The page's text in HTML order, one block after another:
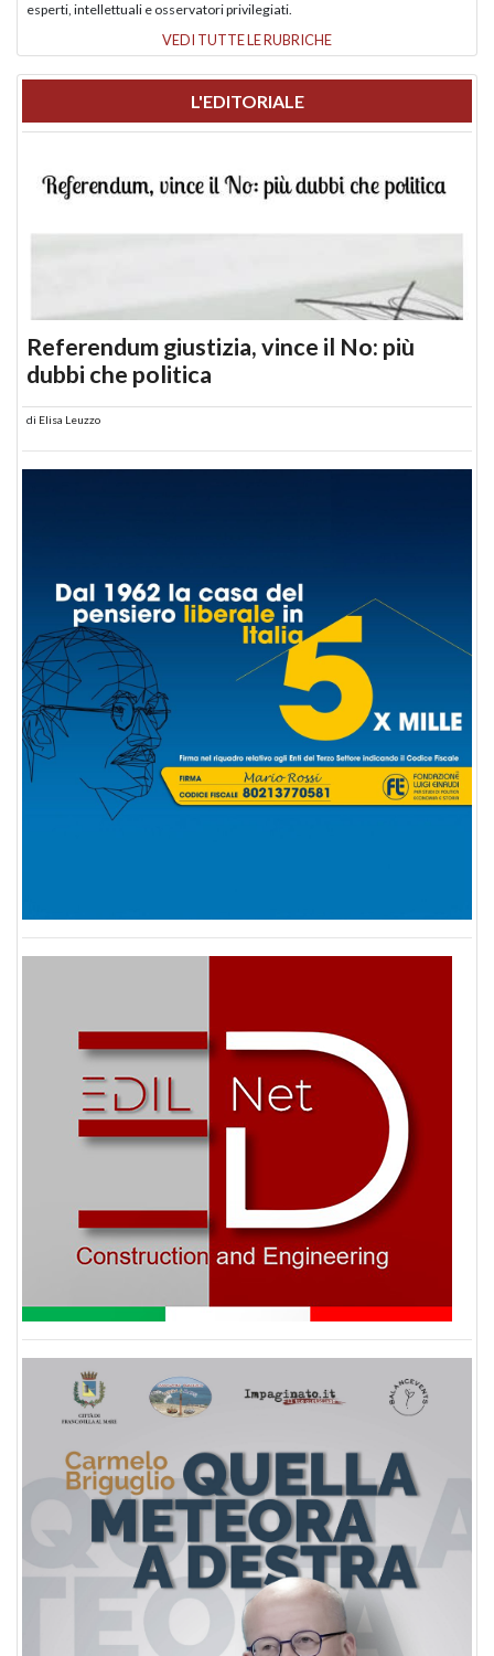
esperti, intellettuali e osservatori privilegiati.
VEDI TUTTE LE RUBRICHE
L'EDITORIALE
Referendum giustizia, vince il No: più
dubbi che politica
di Elisa Leuzzo